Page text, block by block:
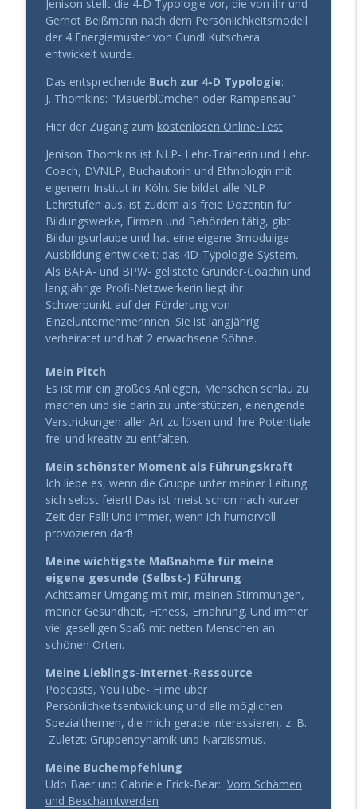
Fokus verloren? Deine Hormone könnten
der Grund sein
314 – Respektlos ohne es zu merken?
Kommunikation
Gesund Führen - der Leadership Podcast
Jenison stellt die 4-D Typologie vor, die von ihr und
Gernot Beißmann nach dem Persönlichkeitsmodell
der 4 Energiemuster von Gundl Kutschera
entwickelt wurde.
Das entsprechende Buch zur 4-D Typologie:
J. Thomkins: "Mauerblümchen oder Rampensau"
Hier der Zugang zum kostenlosen Online-Test
Jenison Thomkins ist NLP- Lehr-Trainerin und Lehr-
Coach, DVNLP, Buchautorin und Ethnologin mit
eigenem Institut in Köln. Sie bildet alle NLP
Lehrstufen aus, ist zudem als freie Dozentin für
Bildungswerke, Firmen und Behörden tätig, gibt
Bildungsurlaube und hat eine eigene 3modulige
Ausbildung entwickelt: das 4D-Typologie-System.
Als BAFA- und BPW- gelistete Gründer-Coachin und
langjährige Profi-Netzwerkerin liegt ihr
Schwerpunkt auf der Förderung von
Einzelunternehmerinnen. Sie ist langjährig
verheiratet und hat 2 erwachsene Söhne.
Mein Pitch
Es ist mir ein großes Anliegen, Menschen schlau zu
machen und sie darin zu unterstützen, einengende
Verstrickungen aller Art zu lösen und ihre Potentiale
frei und kreativ zu entfalten.
Mein schönster Moment als Führungskraft
Ich liebe es, wenn die Gruppe unter meiner Leitung
sich selbst feiert! Das ist meist schon nach kurzer
Zeit der Fall! Und immer, wenn ich humorvoll
provozieren darf!
Meine wichtigste Maßnahme für meine
eigene gesunde (Selbst-) Führung
Achtsamer Umgang mit mir, meinen Stimmungen,
meiner Gesundheit, Fitness, Ernährung. Und immer
viel geselligen Spaß mit netten Menschen an
schönen Orten.
Meine Lieblings-Internet-Ressource
Podcasts, YouTube- Filme über
Persönlichkeitsentwicklung und alle möglichen
Spezialthemen, die mich gerade interessieren, z. B.
Zuletzt: Gruppendynamik und Narzissmus.
Meine Buchempfehlung
Udo Baer und Gabriele Frick-Bear: Vom Schämen
und Beschämtwerden